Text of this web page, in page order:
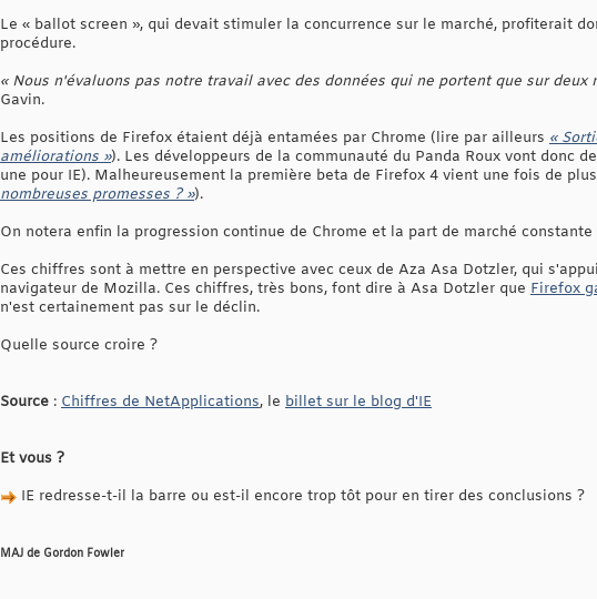
Le « ballot screen », qui devait stimuler la concurrence sur le marché, profiterait
procédure.
« Nous n'évaluons pas notre travail avec des données qui ne portent que sur
Gavin.
Les positions de Firefox étaient déjà entamées par Chrome (lire par ailleurs «
améliorations »). Les développeurs de la communauté du Panda Roux vont donc
une pour IE). Malheureusement la première beta de Firefox 4 vient une fois de
nombreuses promesses ? »).
On notera enfin la progression continue de Chrome et la part de marché
Ces chiffres sont à mettre en perspective avec ceux de Aza Asa Dotzler, qui
navigateur de Mozilla. Ces chiffres, très bons, font dire à Asa Dotzler que Firefox
n'est certainement pas sur le déclin.
Quelle source croire ?
Source : Chiffres de NetApplications, le billet sur le blog d'IE
Et vous ?
IE redresse-t-il la barre ou est-il encore trop tôt pour en tirer des conclusions ?
MAJ de Gordon Fowler